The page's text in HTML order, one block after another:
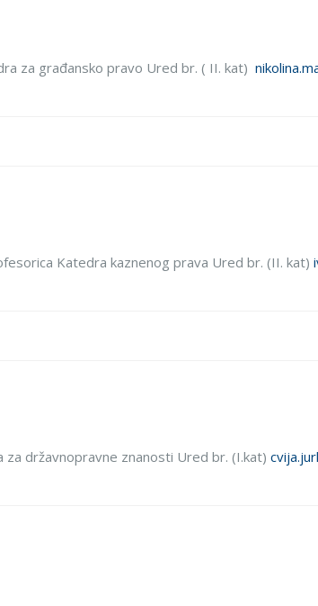
za građansko pravo Ured br. ( II. kat)
Katedra kaznenog prava Ured br. (II. kat)
za državnopravne znanosti Ured br. (I.kat)